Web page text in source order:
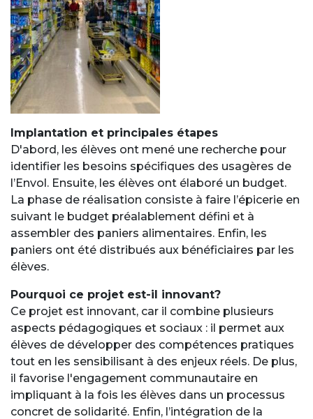
Implantation et principales étapes
D'abord, les élèves ont mené une recherche pour
identifier les besoins spécifiques des usagères de
l’Envol. Ensuite, les élèves ont élaboré un budget.
La phase de réalisation consiste à faire l’épicerie en
suivant le budget préalablement défini et à
assembler des paniers alimentaires. Enfin, les
paniers ont été distribués aux bénéficiaires par les
élèves.
Pourquoi ce projet est-il innovant?
Ce projet est innovant, car il combine plusieurs
aspects pédagogiques et sociaux : il permet aux
élèves de développer des compétences pratiques
tout en les sensibilisant à des enjeux réels. De plus,
il favorise l'engagement communautaire en
impliquant à la fois les élèves dans un processus
concret de solidarité. Enfin, l’intégration de la